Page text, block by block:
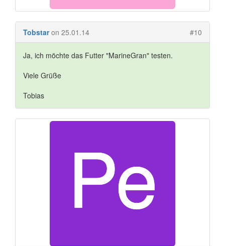
Tobstar on 25.01.14 #10
Ja, ich möchte das Futter "MarineGran" testen.
Viele Grüße
Tobias